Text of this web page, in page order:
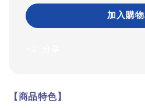
加入購
【商品特色】